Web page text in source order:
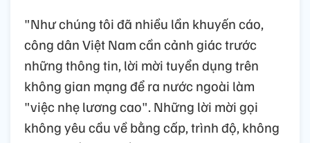
"Như chúng tôi đã nhiều lần khuyến cáo,
công dân Việt Nam cần cảnh giác trước
những thông tin, lời mời tuyển dụng trên
không gian mạng để ra nước ngoài làm
"việc nhẹ lương cao". Những lời mời gọi
không yêu cầu về bằng cấp, trình độ, không